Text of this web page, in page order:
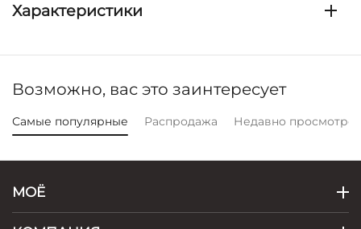
Характеристики
Возможно, вас это заинтересует
Самые популярные Распродажа Недавно
МОЁ